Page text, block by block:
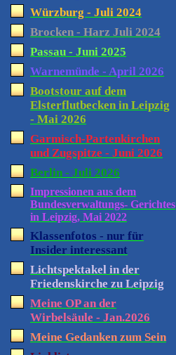
Würzburg - Juli 2024
Brocken - Harz Juli 2024
Passau - Juni 2025
Warnemünde - April 2026
Bootstour auf dem
Elsterflutbecken in Leipzig
- Mai 2026
Garmisch-Partenkirchen
und Zugspitze - Juni 2026
Berlin - Juli 2026
Impressionen aus dem
Bundesverwaltungs- Gerichtes
in Leipzig, Mai 2022
Klassenfotos - nur für
Insider interessant
Lichtspektakel in der
Friedenskirche zu Leipzig
Meine OP an der
Wirbelsäule - Jan.2026
Meine Gedanken zum Sein